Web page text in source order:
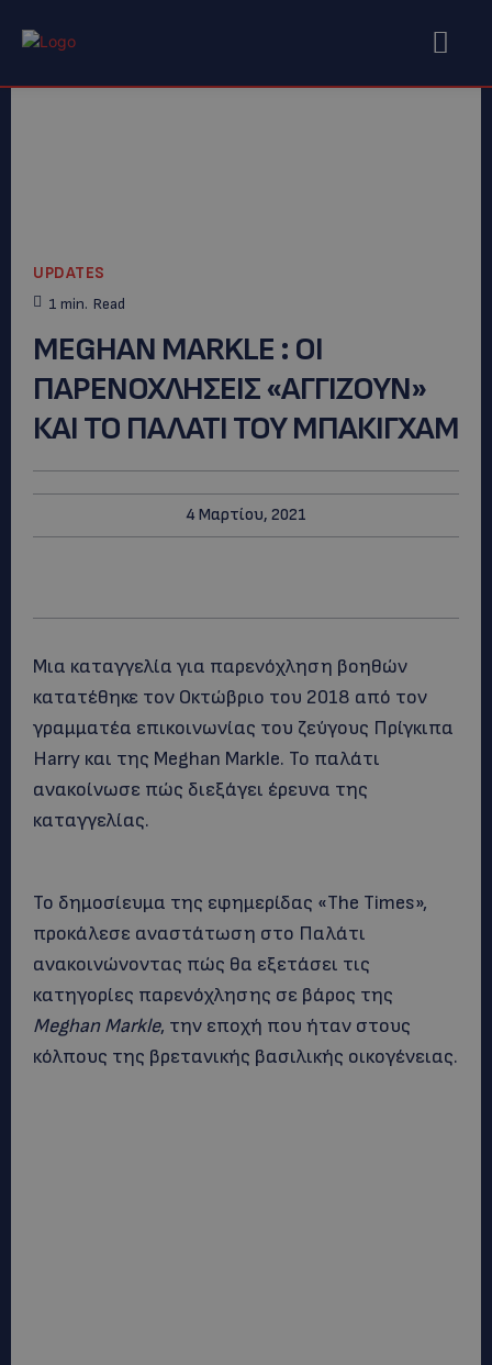
UPDATES
1 min. Read
MEGHAN MARKLE : ΟΙ
ΠΑΡΕΝΟΧΛΗΣΕΙΣ «ΑΓΓΙΖΟΥΝ»
ΚΑΙ ΤΟ ΠΑΛΑΤΙ ΤΟΥ ΜΠΑΚΙΓΧΑΜ
4 Μαρτίου, 2021
Μια καταγγελία για παρενόχληση βοηθών
κατατέθηκε τον Οκτώβριο του 2018 από τον
γραμματέα επικοινωνίας του ζεύγους Πρίγκιπα
Harry και της Meghan Markle. Το παλάτι
ανακοίνωσε πώς διεξάγει έρευνα της
καταγγελίας.
Το δημοσίευμα της εφημερίδας «The Times»,
προκάλεσε αναστάτωση στο Παλάτι
ανακοινώνοντας πώς θα εξετάσει τις
κατηγορίες παρενόχλησης σε βάρος της
Meghan Markle, την εποχή που ήταν στους
κόλπους της βρετανικής βασιλικής οικογένειας.